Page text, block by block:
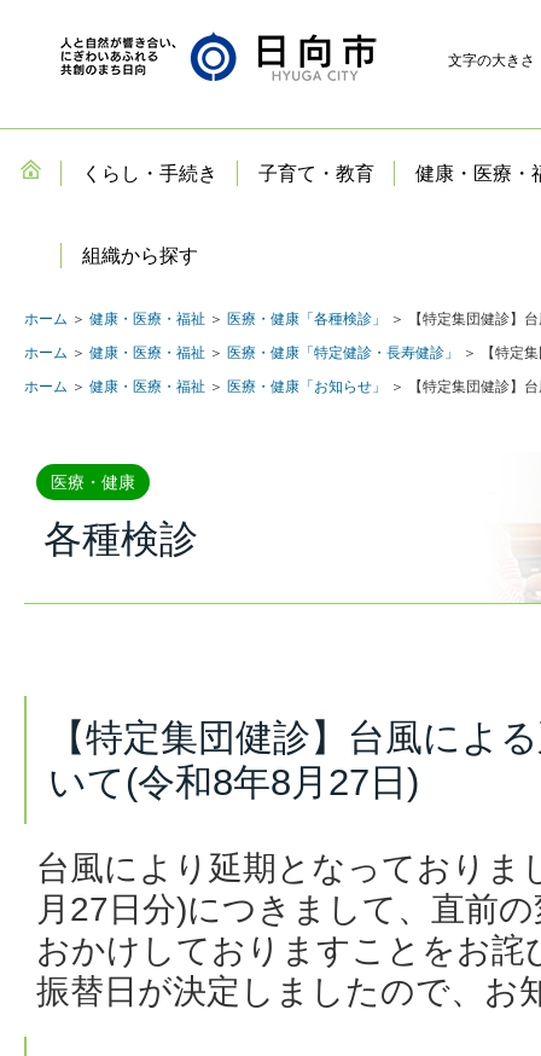
文字の大きさ
くらし・手続き 子育て・教育 健康・医療・
組織から探す
ホーム ＞ 健康・医療・福祉 ＞ 医療・健康「各種検診」
＞ 【特定集団健診】
ホーム ＞ 健康・医療・福祉 ＞ 医療・健康「特定健診・長寿健診」
＞ 【特定
ホーム ＞ 健康・医療・福祉 ＞ 医療・健康「お知らせ」 ＞ 【特定集団健診】
医療・健康
各種検診
【特定集団健診】台風によ
いて(令和8年8月27日)
台風により延期となっておりま
月27日分)につきまして、直前
おかけしておりますことをお詫
振替日が決定しましたので、お